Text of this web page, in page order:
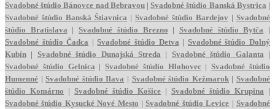
Svadobné štúdio Bánovce nad Bebravou|Svadobné štúdio Banská Bystrica |
Svadobné štúdio Banská Štiavnica | Svadobné štúdio Bardejov | Svadobné
štúdio Bratislava |Svadobné štúdio Brezno | Svadobné štúdio Bytča |
Svadobné štúdio Čadca |Svadobné štúdio Detva | Svadobné štúdio Dolný
Kubín | Svadobné štúdio Dunajská Streda | Svadobné štúdio Galanta |
Svadobné štúdio Gelnica |Svadobné štúdio Hlohovec|Svadobné štúdio
Humenné |Svadobné štúdio Ilava | Svadobné štúdio Kežmarok|Svadobné
štúdio Komárno | Svadobné štúdio Košice | Svadobné štúdio Krupina |
Svadobné štúdio Kysucké Nové Mesto |Svadobné štúdio Levice |Svadobné